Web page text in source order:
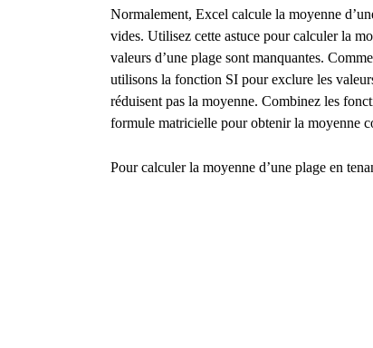
Normalement, Excel calcule la moyenne
vides. Utilisez cette astuce pour calculer la
valeurs d’une plage sont manquantes.
utilisons la fonction SI pour exclure les
réduisent pas la moyenne. Combinez les
formule matricielle pour obtenir la moyenne
Pour calculer la moyenne d’une plage en